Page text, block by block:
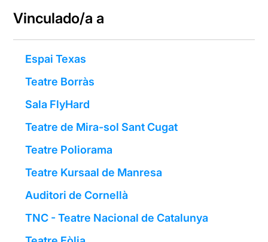
Vinculado/a a
Espai Texas
Teatre Borràs
Sala FlyHard
Teatre de Mira-sol Sant Cugat
Teatre Poliorama
Teatre Kursaal de Manresa
Auditori de Cornellà
TNC - Teatre Nacional de Catalunya